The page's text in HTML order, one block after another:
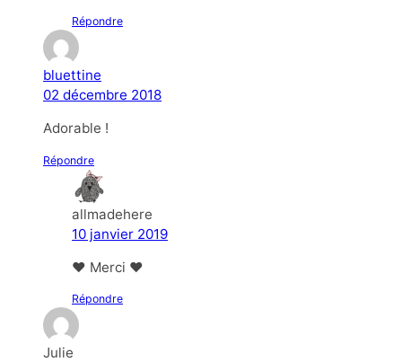
Répondre
bluettine
02 décembre 2018
Adorable !
Répondre
allmadehere
10 janvier 2019
❤ Merci ❤
Répondre
Julie